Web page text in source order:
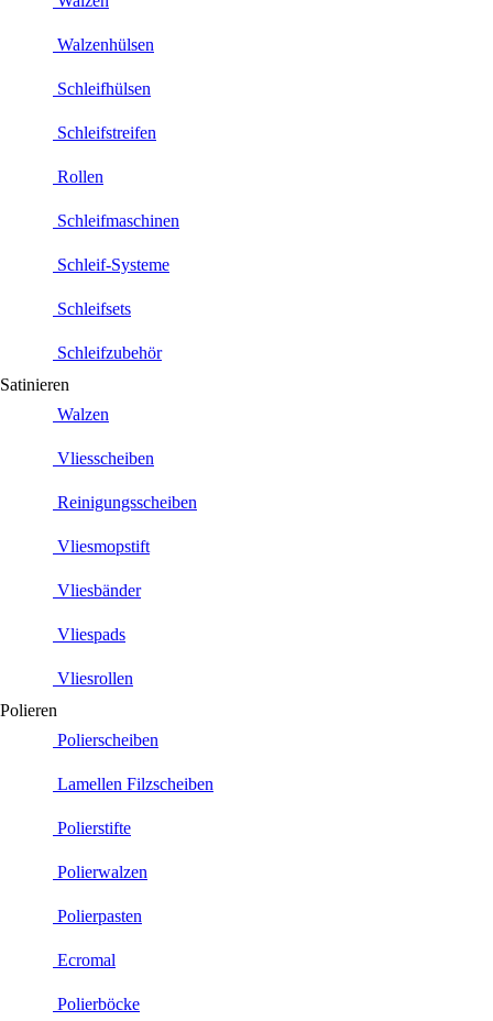
Walzenhülsen
Schleifhülsen
Schleifstreifen
Rollen
Schleifmaschinen
Schleif-Systeme
Schleifsets
Schleifzubehör
Satinieren
Walzen
Vliesscheiben
Reinigungsscheiben
Vliesmopstift
Vliesbänder
Vliespads
Vliesrollen
Polieren
Polierscheiben
Lamellen Filzscheiben
Polierstifte
Polierwalzen
Polierpasten
Ecromal
Polierböcke